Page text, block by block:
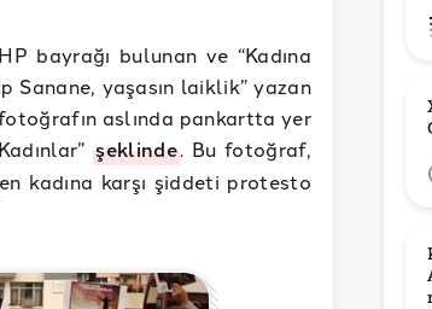
bayrağı bulunan ve “Kadına
Sanane, yaşasın laiklik” yazan
aslında pankartta yer
şeklinde. Bu fotoğraf,
kadına karşı şiddeti protesto